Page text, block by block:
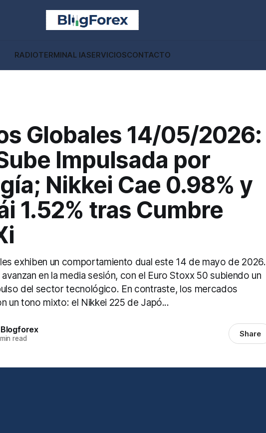
RADIOTERMINAL IASERVICIOSCONTACTO
Globales 14/05/2026:
Impulsada por
Nikkei Cae 0.98% y
1.52% tras Cumbre
exhiben un comportamiento dual este 14 de mayo de 2026.
en la media sesión, con el Euro Stoxx 50 subiendo un
del sector tecnológico. En contraste, los mercados
un tono mixto: el Nikkei 225 de Japó...
read Share